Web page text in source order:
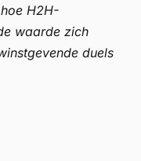
H2H-
waarde zich
duels